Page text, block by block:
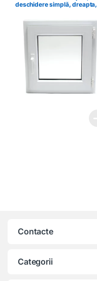
deschidere simplă, dreapta,
Contacte
Categorii